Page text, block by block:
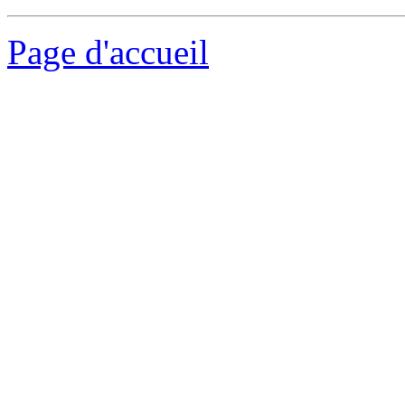
Page d'accueil